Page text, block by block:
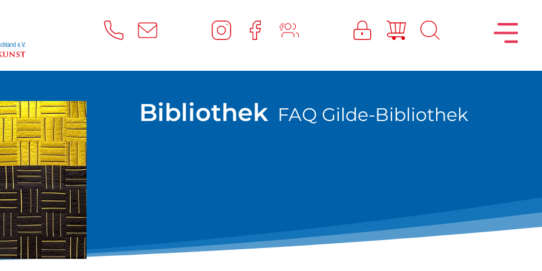
Bibliothek FAQ Gilde-Bibliothek